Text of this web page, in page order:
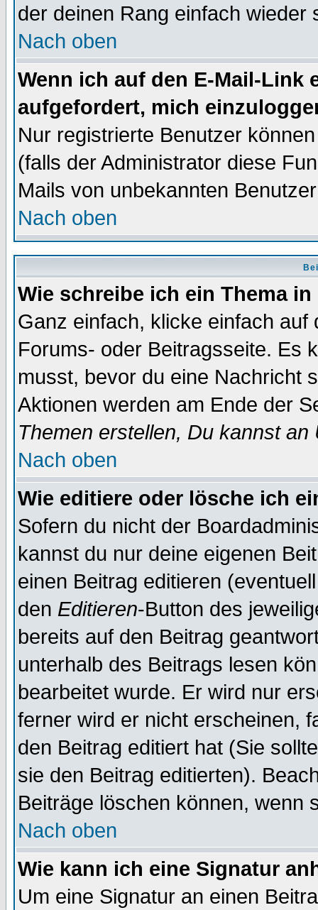
der deinen Rang einfach wieder
Nach oben
Wenn ich auf den E-Mail-Link
aufgefordert, mich
Nur registrierte Benutzer
(falls der Administrator diese
Mails von unbekannten
Nach oben
Wie schreibe ich ein Thema
Ganz einfach, klicke einfach
Forums- oder Beitragsseite. Es
musst, bevor du eine Nachricht
Aktionen werden am Ende der
Themen erstellen, Du kannst
Nach oben
Wie editiere oder lösche ich
Sofern du nicht der
kannst du nur deine eigenen
einen Beitrag editieren
den Editieren-Button des
bereits auf den Beitrag
unterhalb des Beitrags lesen
bearbeitet wurde. Er wird nur
ferner wird er nicht erscheinen,
den Beitrag editiert hat (Sie
sie den Beitrag editierten).
Beiträge löschen können, wenn
Nach oben
Wie kann ich eine Signatur
Um eine Signatur an einen